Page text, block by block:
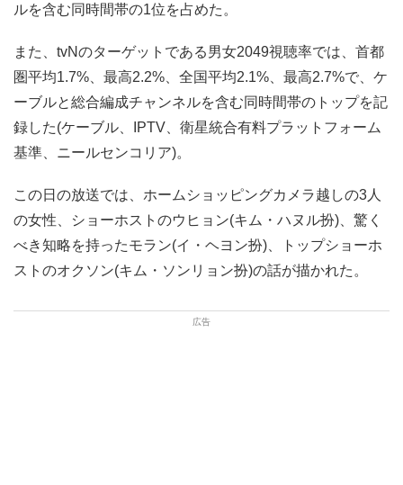
ルを含む同時間帯の1位を占めた。
また、tvNのターゲットである男女2049視聴率では、首都
圏平均1.7%、最高2.2%、全国平均2.1%、最高2.7%で、ケ
ーブルと総合編成チャンネルを含む同時間帯のトップを記
録した(ケーブル、IPTV、衛星統合有料プラットフォーム
基準、ニールセンコリア)。
この日の放送では、ホームショッピングカメラ越しの3人
の女性、ショーホストのウヒョン(キム・ハヌル扮)、驚く
べき知略を持ったモラン(イ・ヘヨン扮)、トップショーホ
ストのオクソン(キム・ソンリョン扮)の話が描かれた。